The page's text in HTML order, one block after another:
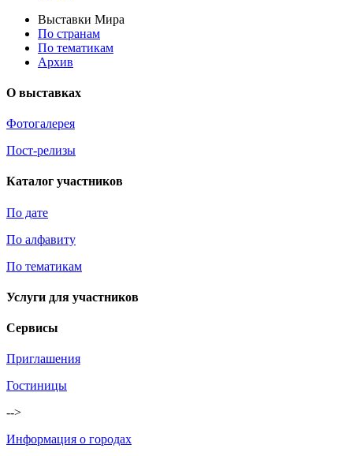
Выставки Мира
По странам
По тематикам
Архив
О выставках
Фотогалерея
Пост-релизы
Каталог участников
По дате
По алфавиту
По тематикам
Услуги для участников
Сервисы
Приглашения
Гостиницы
-->
Информация о городах